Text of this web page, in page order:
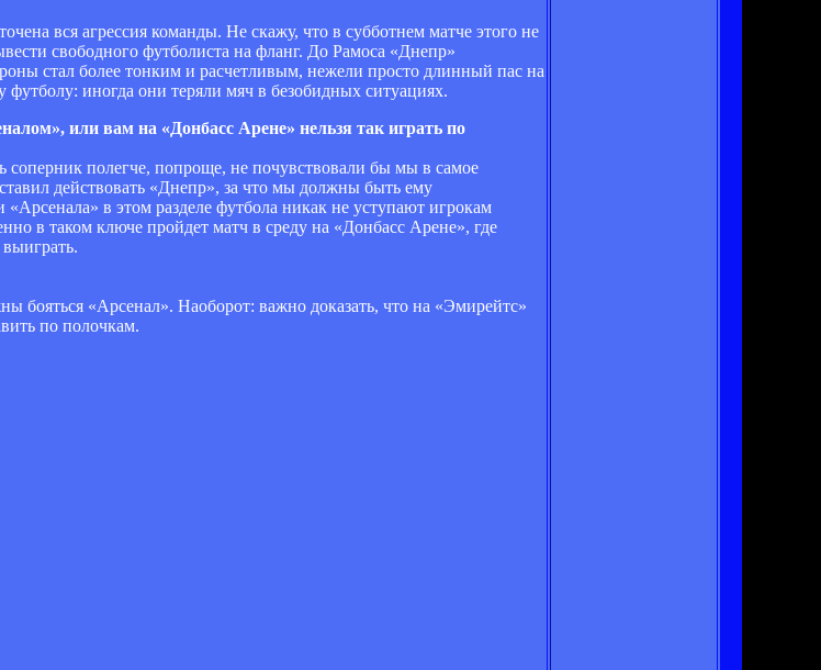
вся агрессия команды. Не скажу, что в субботнем матче этого не
свободного футболиста на фланг. До Рамоса «Днепр»
стал более тонким и расчетливым, нежели просто длинный пас на
иногда они теряли мяч в безобидных ситуациях.
или вам на «Донбасс Арене» нельзя так играть по
полегче, попроще, не почувствовали бы мы в самое
действовать «Днепр», за что мы должны быть ему
в этом разделе футбола никак не уступают игрокам
в таком ключе пройдет матч в среду на «Донбасс Арене», где
бояться «Арсенал». Наоборот: важно доказать, что на «Эмирейтс»
по полочкам.